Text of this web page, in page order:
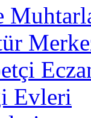
Evleri